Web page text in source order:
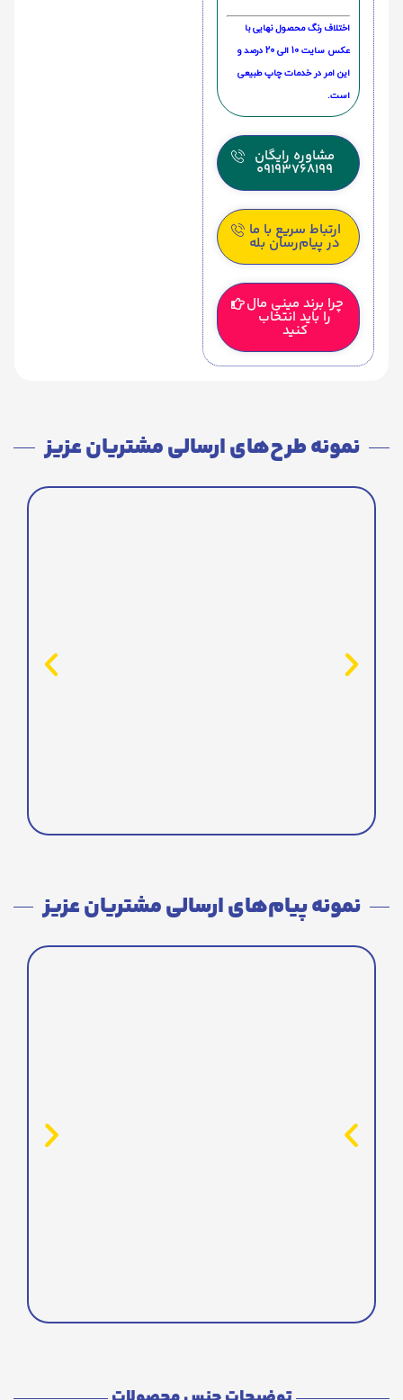
اختلاف رنگ محصول نهایی با
عکس سایت 10 الی 20 درصد و
این امر در خدمات چاپ طبیعی
است.
مشاوره رایگان
09193768199
ارتباط سریع با ما
در پیام‌رسان بله
چرا برند مینی مال
را باید انتخاب
کنید
نمونه طرح‌های ارسالی مشتریان عزیز
نمونه پیام‌های ارسالی مشتریان عزیز